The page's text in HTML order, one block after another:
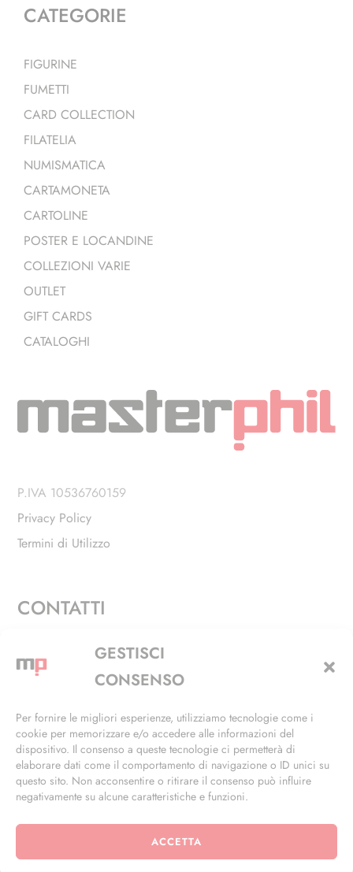
GESTISCI
CONSENSO
Per fornire le migliori esperienze, utilizziamo tecnologie come i
cookie per memorizzare e/o accedere alle informazioni del
dispositivo. Il consenso a queste tecnologie ci permetterà di
elaborare dati come il comportamento di navigazione o ID unici su
questo sito. Non acconsentire o ritirare il consenso può influire
negativamente su alcune caratteristiche e funzioni.
ACCETTA
CATEGORIE
FIGURINE
FUMETTI
CARD COLLECTION
FILATELIA
NUMISMATICA
CARTAMONETA
CARTOLINE
POSTER E LOCANDINE
COLLEZIONI VARIE
OUTLET
GIFT CARDS
CATALOGHI
P.IVA 10536760159
Privacy Policy
Termini di Utilizzo
CONTATTI
Via Alfieri, 27 - Trezzano Sul Naviglio (MI)
+39 02 4846 3155
info@masterphil.it